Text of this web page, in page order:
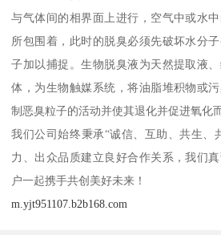
与气体间的相界面上进行，空气中或水
所包围着，此时的脱臭必须先破坏水分
子加以捕捉。生物脱臭液为天然提取液
体，为生物触媒系统，将油脂堆积物或
制恶臭粒子的活动并使其退化并促进氧化
我们公司始终秉承“诚信、互助、共生、
力、出众品质建立良好合作关系，我们
户一起携手共创美好未来！
m.yjt951107.b2b168.com